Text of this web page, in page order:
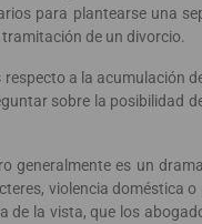
para plantearse una
de un divorcio.
a la acumulación
sobre la posibilidad
generalmente es un
violencia doméstica
de la vista, que los